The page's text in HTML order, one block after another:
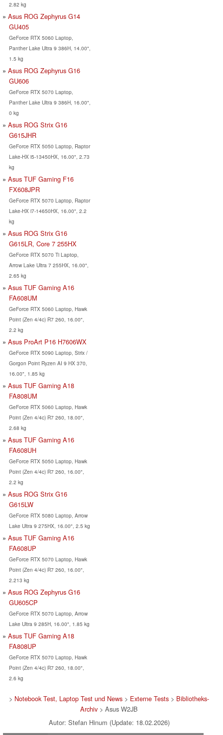
2.82 kg
Asus ROG Zephyrus G14
GU405
GeForce RTX 5060 Laptop,
Panther Lake Ultra 9 386H, 14.00",
1.5 kg
Asus ROG Zephyrus G16
GU606
GeForce RTX 5070 Laptop,
Panther Lake Ultra 9 386H, 16.00",
0 kg
Asus ROG Strix G16
G615JHR
GeForce RTX 5050 Laptop, Raptor
Lake-HX i5-13450HX, 16.00", 2.73
kg
Asus TUF Gaming F16
FX608JPR
GeForce RTX 5070 Laptop, Raptor
Lake-HX i7-14650HX, 16.00", 2.2
kg
Asus ROG Strix G16
G615LR, Core 7 255HX
GeForce RTX 5070 Ti Laptop,
Arrow Lake Ultra 7 255HX, 16.00",
2.65 kg
Asus TUF Gaming A16
FA608UM
GeForce RTX 5060 Laptop, Hawk
Point (Zen 4/4c) R7 260, 16.00",
2.2 kg
Asus ProArt P16 H7606WX
GeForce RTX 5090 Laptop, Strix /
Gorgon Point Ryzen AI 9 HX 370,
16.00", 1.85 kg
Asus TUF Gaming A18
FA808UM
GeForce RTX 5060 Laptop, Hawk
Point (Zen 4/4c) R7 260, 18.00",
2.68 kg
Asus TUF Gaming A16
FA608UH
GeForce RTX 5050 Laptop, Hawk
Point (Zen 4/4c) R7 260, 16.00",
2.2 kg
Asus ROG Strix G16
G615LW
GeForce RTX 5080 Laptop, Arrow
Lake Ultra 9 275HX, 16.00", 2.5 kg
Asus TUF Gaming A16
FA608UP
GeForce RTX 5070 Laptop, Hawk
Point (Zen 4/4c) R7 260, 16.00",
2.213 kg
Asus ROG Zephyrus G16
GU605CP
GeForce RTX 5070 Laptop, Arrow
Lake Ultra 9 285H, 16.00", 1.85 kg
Asus TUF Gaming A18
FA808UP
GeForce RTX 5070 Laptop, Hawk
Point (Zen 4/4c) R7 260, 18.00",
2.6 kg
> Notebook Test, Laptop Test und News > Externe Tests > Bibliotheks-
Archiv > Asus W2JB
Autor: Stefan Hinum (Update: 18.02.2026)